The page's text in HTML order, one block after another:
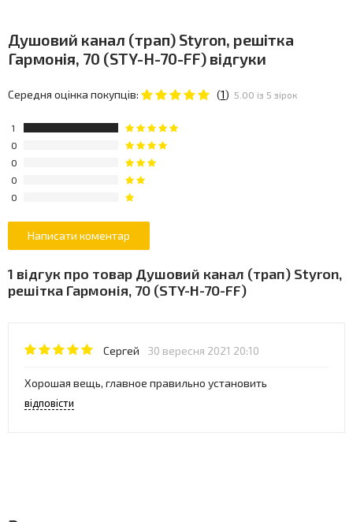
Душовий канал (трап) Styron, решітка
Гармонія, 70 (STY-H-70-FF) відгуки
Середня оцінка покупців: (1) 5.00 із 5 зірок
1
0
0
0
0
1 відгук про товар Душовий канал (трап) Styron,
решітка Гармонія, 70 (STY-H-70-FF)
Сергей 30 вересня 2021 20:10
Хорошая вещь, главное правильно установить
відповісти